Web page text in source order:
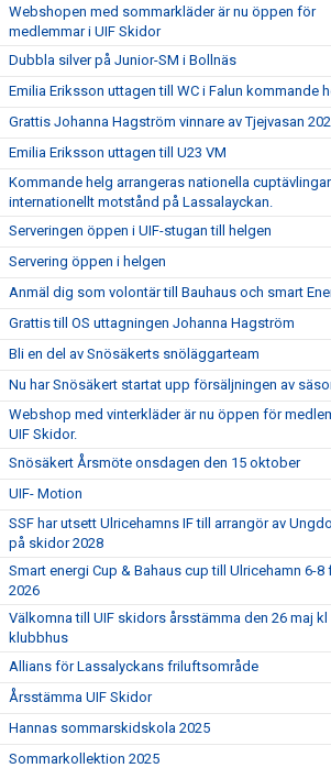
IDROTTSARENAN
DOKUMENT
Webshopen med sommarkläder är nu öppen för
medlemmar i UIF Skidor
Dubbla silver på Junior-SM i Bollnäs
Emilia Eriksson uttagen till WC i Falun kommande
Grattis Johanna Hagström vinnare av Tjejvasan
Emilia Eriksson uttagen till U23 VM
Kommande helg arrangeras nationella
internationellt motstånd på Lassalayckan.
Serveringen öppen i UIF-stugan till helgen
Servering öppen i helgen
Anmäl dig som volontär till Bauhaus och smart
Grattis till OS uttagningen Johanna Hagström
Bli en del av Snösäkerts snöläggarteam
Nu har Snösäkert startat upp försäljningen av
Webshop med vinterkläder är nu öppen för
UIF Skidor.
Snösäkert Årsmöte onsdagen den 15 oktober
UIF- Motion
SSF har utsett Ulricehamns IF till arrangör av
på skidor 2028
Smart energi Cup & Bahaus cup till Ulricehamn 6-8
2026
Välkomna till UIF skidors årsstämma den 26 maj kl
klubbhus
Allians för Lassalyckans friluftsområde
Årsstämma UIF Skidor
Hannas sommarskidskola 2025
Sommarkollektion 2025